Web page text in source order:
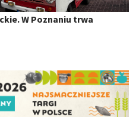
W Poznaniu trwa